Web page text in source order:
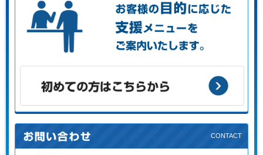
お客様の目的に応じた支援メニューをご案内します。
初めての方はこちらから